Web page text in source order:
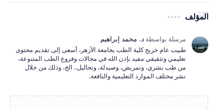
المؤلف
طبيب عام خريج كلية الطب بجامعة الأزهر، أسعى إلى تقديم محتوى
تعليمي وتثقيفي مفيد بإذن الله في مجالات وفروع الطب المتنوعة،
من طب بشري، وتمريض، وصيدلة، وتحاليل.. الخ، وذلك من خلال
نشر مختلف الموارد التعليمية والنافعة.